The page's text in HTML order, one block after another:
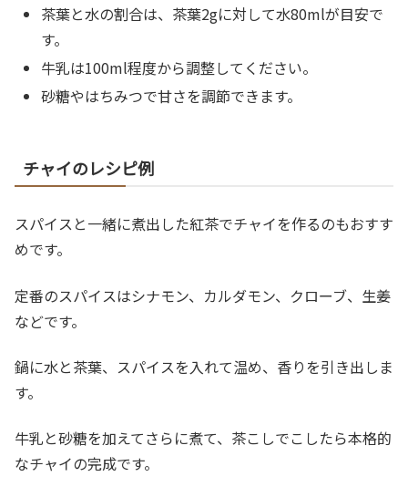
茶葉と水の割合は、茶葉2gに対して水80mlが目安で
す。
牛乳は100ml程度から調整してください。
砂糖やはちみつで甘さを調節できます。
チャイのレシピ例
スパイスと一緒に煮出した紅茶でチャイを作るのもおすす
めです。
定番のスパイスはシナモン、カルダモン、クローブ、生姜
などです。
鍋に水と茶葉、スパイスを入れて温め、香りを引き出しま
す。
牛乳と砂糖を加えてさらに煮て、茶こしでこしたら本格的
なチャイの完成です。